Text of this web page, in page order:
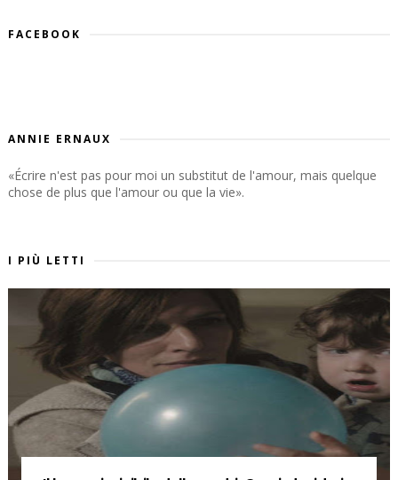
FACEBOOK
ANNIE ERNAUX
«Écrire n'est pas pour moi un substitut de l'amour, mais quelque
chose de plus que l'amour ou que la vie».
I PIÙ LETTI